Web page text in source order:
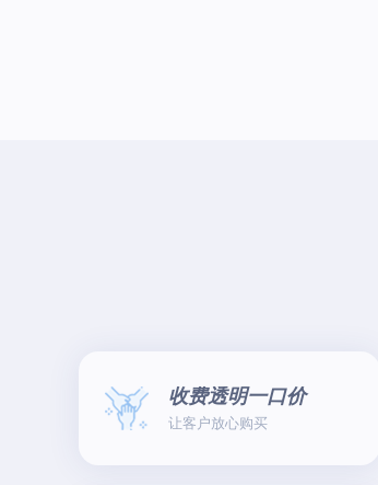
收费透明一口价
让客户放心购买